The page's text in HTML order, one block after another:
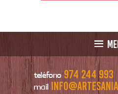
teléfono 974 244 993
mail